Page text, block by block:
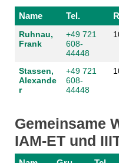
Name Tel.
Ruhnau,
Frank
+49 721
608-
44448
Stassen,
Alexande
r
+49 721
608-
44448
Gemeinsame
IAM-ET und